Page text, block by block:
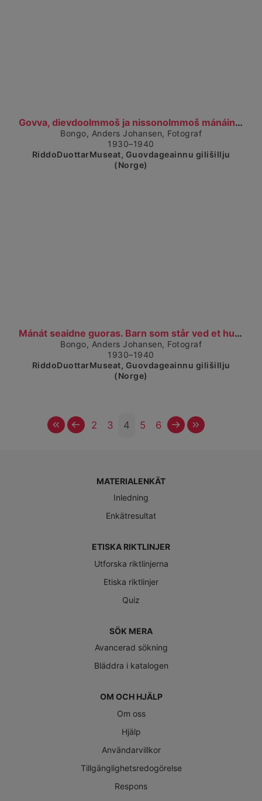
Govva, dievdoolmmoš ja nissonolmmoš mánáin. Gruppe...
Visa detaljerad vy
Bongo, Anders Johansen, Fotograf
1930–1940
RiddoDuottarMuseat, Guovdageainnu gilišillju
(Norge)
Mánát seaidne guoras. Barn som står ved et husvegg...
Visa detaljerad vy
Bongo, Anders Johansen, Fotograf
1930–1940
RiddoDuottarMuseat, Guovdageainnu gilišillju
(Norge)
FörstFöregående
2 3 4 5 6 NästaSista
MATERIALENKÄT
Inledning
Enkätresultat
ETISKA RIKTLINJER
Utforska riktlinjerna
Etiska riktlinjer
Quiz
SÖK MERA
Avancerad sökning
Bläddra i katalogen
OM OCH HJÄLP
Om oss
Hjälp
Användarvillkor
Tillgänglighetsredogörelse
Respons